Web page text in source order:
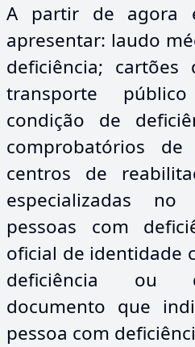
A partir de agora
apresentar: laudo
deficiência;
transporte
condição de
comprobatórios
centros de
especializadas
pessoas com
oficial de identidade
deficiência ou
documento que
pessoa com